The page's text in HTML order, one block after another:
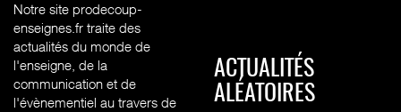
Notre site prodecoup-
enseignes.fr traite des
actualités du monde de
l'enseigne, de la
communication et de
l'évènementiel au travers de
ACTUALITÉS
ALÉATOIRES